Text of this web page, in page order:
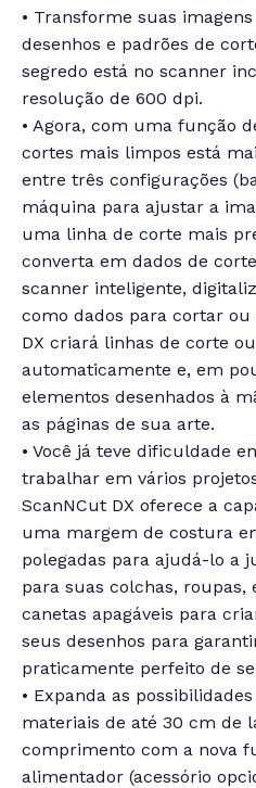
• Transforme suas
desenhos e padrões de
segredo está no scanner
resolução de 600 dpi.
• Agora, com uma função
cortes mais limpos está
entre três configurações
máquina para ajustar a
uma linha de corte mais
converta em dados de
scanner inteligente,
como dados para cortar ou
DX criará linhas de corte
automaticamente e, em
elementos desenhados à
as páginas de sua arte.
• Você já teve dificuldade
trabalhar em vários
ScanNCut DX oferece a
uma margem de costura
polegadas para ajudá-lo a
para suas colchas, roupas,
canetas apagáveis para
seus desenhos para
praticamente perfeito de
• Expanda as
materiais de até 30 cm de
comprimento com a nova
alimentador (acessório